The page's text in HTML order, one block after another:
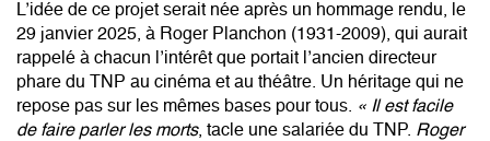
L’idée de ce projet serait née après un hommage rendu, le
29 janvier 2025, à Roger Planchon (1931-2009), qui aurait
rappelé à chacun l’intérêt que portait l’ancien directeur
phare du TNP au cinéma et au théâtre. Un héritage qui ne
repose pas sur les mêmes bases pour tous. « Il est facile
de faire parler les morts, tacle une salariée du TNP. Roger